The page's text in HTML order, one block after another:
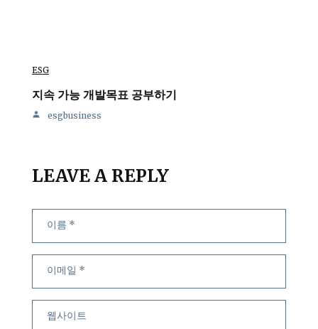
ESG
지속 가능 개발목표 공부하기
esgbusiness
LEAVE A REPLY